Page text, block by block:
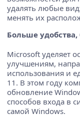
удалять любые
менять их
Больше
Microsoft уделяет
улучшениям,
использования и
11. В этом году
обновление
способов входа в
самой Windows.